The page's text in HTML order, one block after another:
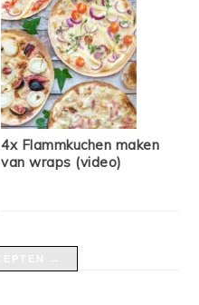
4x Flammkuchen maken
van wraps (video)